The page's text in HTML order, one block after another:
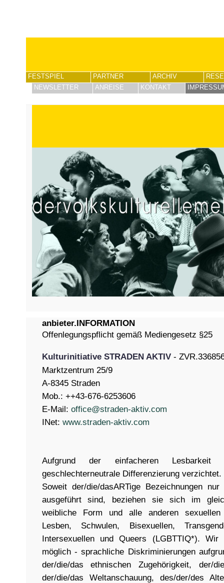
FESTSPIEL PARTNER ARCHIV
NEWSLETTER
ANREISE KONTAKT
anbieter.INFORMATION
Offenlegungspflicht gemäß Mediengesetz §25
Kulturinitiative STRADEN AKTIV -
Marktzentrum 25/9
A-8345 Straden
Mob.: ++43-676-6253606
E-Mail: office@straden-aktiv.com
INet: www.straden-aktiv.com
Aufgrund der einfacheren
geschlechterneutrale Differenzierung verzichtet.
Soweit der/die/dasARTige Bezeichnungen
ausgeführt sind, beziehen sie sich im
weibliche Form und alle anderen sexuellen
Lesben, Schwulen, Bisexuellen,
Intersexuellen und Queers (LGBTTIQ*).
möglich - sprachliche Diskriminierungen
der/die/das ethnischen Zugehörigkeit, der/
der/die/das Weltanschauung, des/der/des